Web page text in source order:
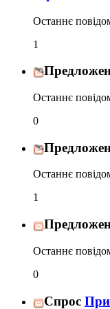
Останнє
1
Останнє
0
Останнє
1
Останнє
0
Спрос